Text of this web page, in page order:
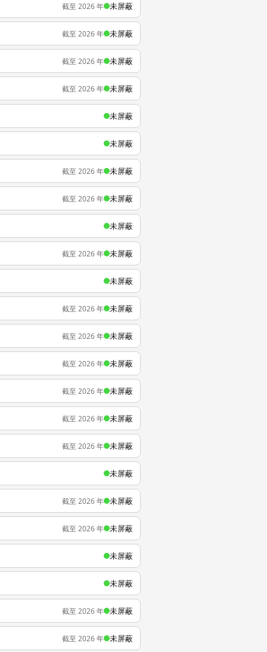
截至 2026 年 未屏蔽
截至 2026 年 未屏蔽
截至 2026 年 未屏蔽
截至 2026 年 未屏蔽
未屏蔽
未屏蔽
截至 2026 年 未屏蔽
截至 2026 年 未屏蔽
未屏蔽
截至 2026 年 未屏蔽
未屏蔽
截至 2026 年 未屏蔽
截至 2026 年 未屏蔽
截至 2026 年 未屏蔽
截至 2026 年 未屏蔽
截至 2026 年 未屏蔽
截至 2026 年 未屏蔽
未屏蔽
截至 2026 年 未屏蔽
截至 2026 年 未屏蔽
未屏蔽
未屏蔽
截至 2026 年 未屏蔽
截至 2026 年 未屏蔽